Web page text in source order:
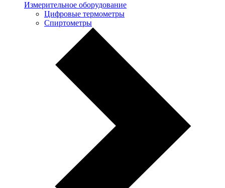
Измерительное оборудование
Цифровые термометры
Спиртометры